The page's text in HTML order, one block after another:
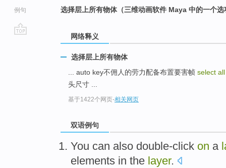
例句
选择层上所有物体（三维动画软件 Maya 中的一个选
网络释义
选择层上所有物体
... auto key不佣人的劳力配备布置要害帧 select
头尺寸 ...
基于1422个网页-相关网页
双语例句
You can also double-click on a
elements in the layer.